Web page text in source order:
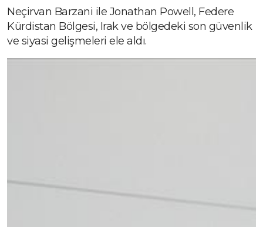
Neçirvan Barzani ile Jonathan Powell, Federe
Kürdistan Bölgesi, Irak ve bölgedeki son güvenlik
ve siyasi gelişmeleri ele aldı.